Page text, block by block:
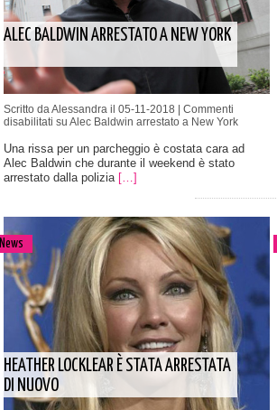
ALEC BALDWIN ARRESTATO A NEW YORK
Scritto da Alessandra il 05-11-2018 | Commenti
disabilitati su Alec Baldwin arrestato a New York
Una rissa per un parcheggio è costata cara ad
Alec Baldwin che durante il weekend è stato
arrestato dalla polizia […]
News
HEATHER LOCKLEAR È STATA ARRESTATA
DI NUOVO